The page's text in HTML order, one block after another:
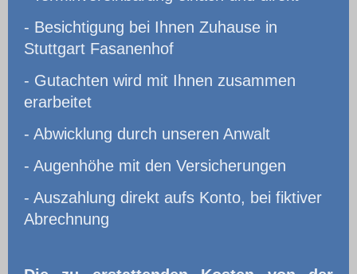
- Besichtigung bei Ihnen Zuhause in
Stuttgart Fasanenhof
- Gutachten wird mit Ihnen zusammen
erarbeitet
- Abwicklung durch unseren Anwalt
- Augenhöhe mit den Versicherungen
- Auszahlung direkt aufs Konto, bei fiktiver
Abrechnung